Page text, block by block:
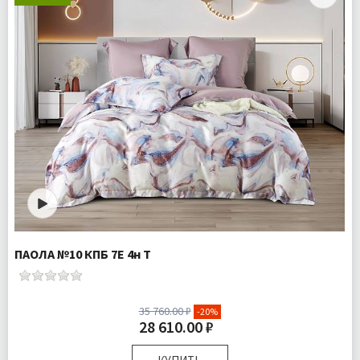
ПАОЛА №10 КПБ 7Е 4н Т
35 760.00 ₽ -20%
28 610.00 ₽